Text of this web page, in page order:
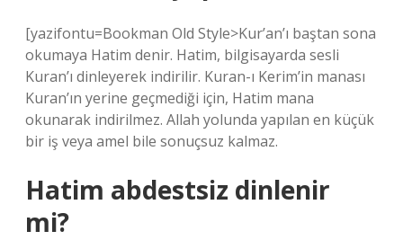
[yazifontu=Bookman Old Style>Kur’an’ı baştan sona
okumaya Hatim denir. Hatim, bilgisayarda sesli
Kuran’ı dinleyerek indirilir. Kuran-ı Kerim’in manası
Kuran’ın yerine geçmediği için, Hatim mana
okunarak indirilmez. Allah yolunda yapılan en küçük
bir iş veya amel bile sonuçsuz kalmaz.
Hatim abdestsiz dinlenir
mi?